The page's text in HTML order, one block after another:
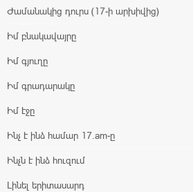
Ժամանակից դուրս (17-ի արխիվից)
Իմ բնակավայրը
Իմ գյուղը
Իմ գրադարակը
Իմ էջը
Ինչ է ինձ համար 17.am-ը
Ինչն է ինձ հուզում
Լինել երիտասարդ